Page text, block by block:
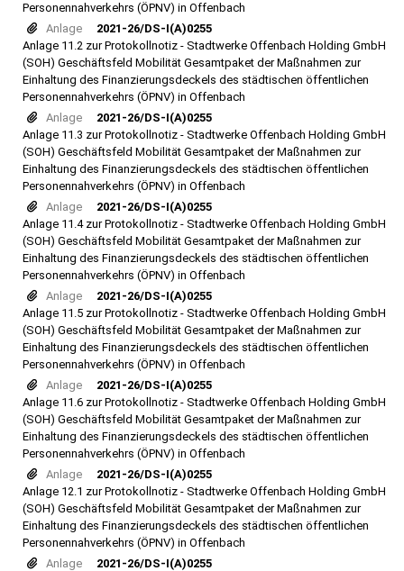
Personennahverkehrs (ÖPNV) in Offenbach
Anlage
2021-26/DS-I(A)0255
Anlage 11.2 zur Protokollnotiz - Stadtwerke Offenbach Holding GmbH
(SOH) Geschäftsfeld Mobilität Gesamtpaket der Maßnahmen zur
Einhaltung des Finanzierungsdeckels des städtischen öffentlichen
Personennahverkehrs (ÖPNV) in Offenbach
Anlage
2021-26/DS-I(A)0255
Anlage 11.3 zur Protokollnotiz - Stadtwerke Offenbach Holding GmbH
(SOH) Geschäftsfeld Mobilität Gesamtpaket der Maßnahmen zur
Einhaltung des Finanzierungsdeckels des städtischen öffentlichen
Personennahverkehrs (ÖPNV) in Offenbach
Anlage
2021-26/DS-I(A)0255
Anlage 11.4 zur Protokollnotiz - Stadtwerke Offenbach Holding GmbH
(SOH) Geschäftsfeld Mobilität Gesamtpaket der Maßnahmen zur
Einhaltung des Finanzierungsdeckels des städtischen öffentlichen
Personennahverkehrs (ÖPNV) in Offenbach
Anlage
2021-26/DS-I(A)0255
Anlage 11.5 zur Protokollnotiz - Stadtwerke Offenbach Holding GmbH
(SOH) Geschäftsfeld Mobilität Gesamtpaket der Maßnahmen zur
Einhaltung des Finanzierungsdeckels des städtischen öffentlichen
Personennahverkehrs (ÖPNV) in Offenbach
Anlage
2021-26/DS-I(A)0255
Anlage 11.6 zur Protokollnotiz - Stadtwerke Offenbach Holding GmbH
(SOH) Geschäftsfeld Mobilität Gesamtpaket der Maßnahmen zur
Einhaltung des Finanzierungsdeckels des städtischen öffentlichen
Personennahverkehrs (ÖPNV) in Offenbach
Anlage
2021-26/DS-I(A)0255
Anlage 12.1 zur Protokollnotiz - Stadtwerke Offenbach Holding GmbH
(SOH) Geschäftsfeld Mobilität Gesamtpaket der Maßnahmen zur
Einhaltung des Finanzierungsdeckels des städtischen öffentlichen
Personennahverkehrs (ÖPNV) in Offenbach
Anlage
2021-26/DS-I(A)0255